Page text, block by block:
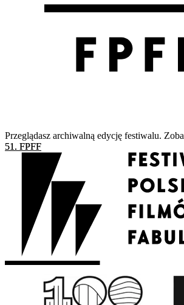
Przeglądasz archiwalną edycję festiwalu.
51. FPFF